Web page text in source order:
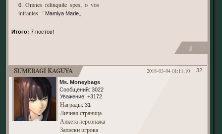
0.Omnes relinquite spes, o vos
intrantes「Mamiya Marie」
Итого: 7 постов!
0
32
2018-03-04 01:11:10
Sumeragi Kaguya
Ms. Moneybags
Сообщений: 3022
Уважение: +3172
Награды: 31
Личная страница
Анкета персонажа
Записки игрока